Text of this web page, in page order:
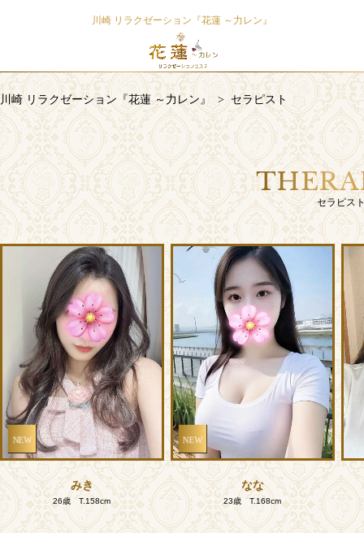
川崎 リラクゼーション『花蓮 ～力レン』
川崎 リラクゼーション『花蓮 ～力レン』 > セラピスト
セラピス
NEW
みき
26歳 T.158cm
NEW
なな
23歳 T.168cm